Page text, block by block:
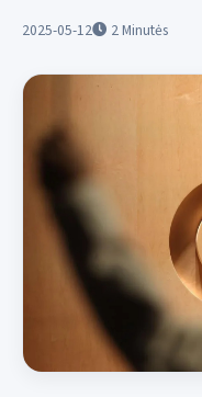
2025-05-12 2Minutės